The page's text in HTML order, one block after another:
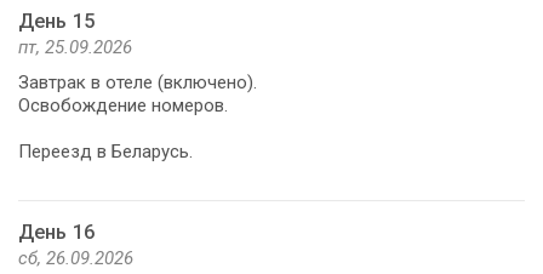
День 15
пт, 25.09.2026
Завтрак в отеле (включено).
Освобождение номеров.
Переезд в Беларусь.
День 16
сб, 26.09.2026